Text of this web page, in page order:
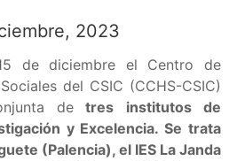
2023
de diciembre el Centro de
del CSIC (CCHS-CSIC)
de tres institutos de
y Excelencia. Se trata
(Palencia), el IES La Janda